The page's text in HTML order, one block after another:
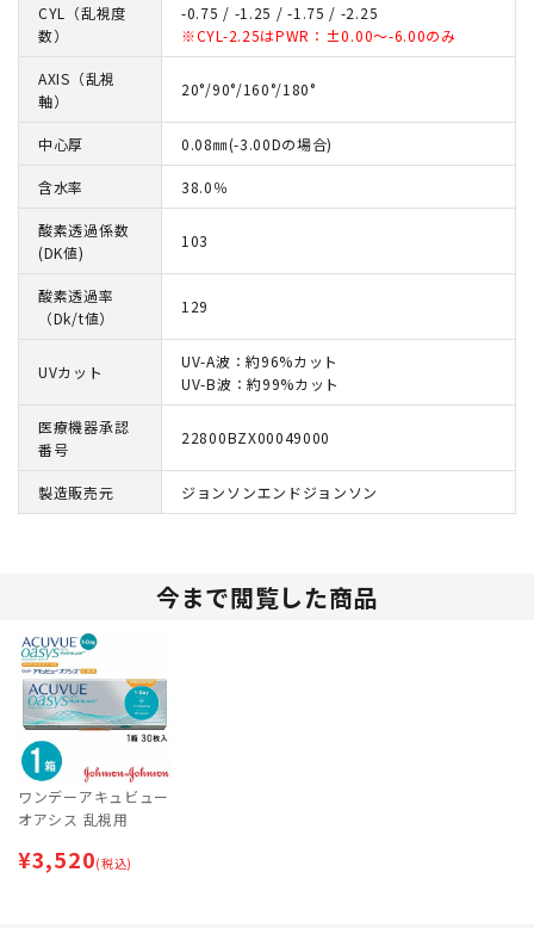
CYL（乱視度
数）
-0.75 / -1.25 / -1.75 / -2.25
※CYL-2.25はPWR：±0.00～-6.00のみ
AXIS（乱視
軸）
20°/90°/160°/180°
中心厚 0.08㎜(-3.00Dの場合)
含水率 38.0％
酸素透過係数
(DK値)
103
酸素透過率
（Dk/t値）
129
UVカット
UV-A波：約96%カット
UV-B波：約99%カット
医療機器承認
番号
22800BZX00049000
製造販売元 ジョンソンエンドジョンソン
今まで閲覧した商品
ワンデーアキュビュー
オアシス 乱視用
¥3,520(税込)